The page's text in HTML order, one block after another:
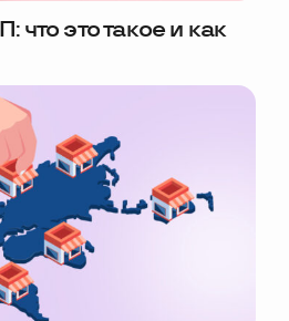
что это такое и как